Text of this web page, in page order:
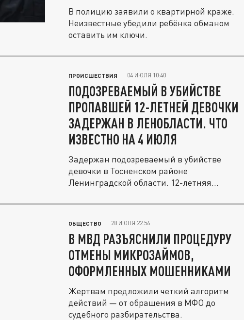
В полицию заявили о квартирной краже.
Неизвестные убедили ребёнка обманом
оставить им ключи.
ПРОИСШЕСТВИЯ 04 ИЮЛЯ 10:40
ПОДОЗРЕВАЕМЫЙ В УБИЙСТВЕ
ПРОПАВШЕЙ 12-ЛЕТНЕЙ ДЕВОЧКИ
ЗАДЕРЖАН В ЛЕНОБЛАСТИ. ЧТО
ИЗВЕСТНО НА 4 ИЮЛЯ
Задержан подозреваемый в убийстве
девочки в Тосненском районе
Ленинградской области. 12-летняя
ОБЩЕСТВО 28 ИЮНЯ 22:56
В МВД РАЗЪЯСНИЛИ ПРОЦЕДУРУ
ОТМЕНЫ МИКРОЗАЙМОВ,
ОФОРМЛЕННЫХ МОШЕННИКАМИ
Жертвам предложили четкий алгоритм
действий — от обращения в МФО до
судебного разбирательства.